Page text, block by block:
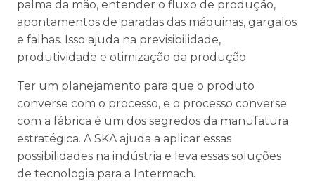
palma da mão, entender o fluxo de produção,
apontamentos de paradas das máquinas, gargalos
e falhas. Isso ajuda na previsibilidade,
produtividade e otimização da produção.
Ter um planejamento para que o produto
converse com o processo, e o processo converse
com a fábrica é um dos segredos da manufatura
estratégica. A SKA ajuda a aplicar essas
possibilidades na indústria e leva essas soluções
de tecnologia para a Intermach.